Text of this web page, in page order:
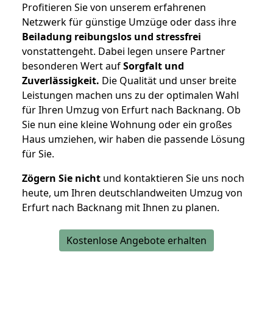
Profitieren Sie von unserem erfahrenen
Netzwerk für günstige Umzüge oder dass ihre
Beiladung reibungslos und stressfrei
vonstattengeht. Dabei legen unsere Partner
besonderen Wert aufSorgfalt und
Zuverlässigkeit. Die Qualität und unser breite
Leistungen machen uns zu der optimalen Wahl
für Ihren Umzug von Erfurt nach Backnang. Ob
Sie nun eine kleine Wohnung oder ein großes
Haus umziehen, wir haben die passende Lösung
für Sie.
Zögern Sie nicht und kontaktieren Sie uns noch
heute, um Ihren deutschlandweiten Umzug von
Erfurt nach Backnang mit Ihnen zu planen.
Kostenlose Angebote erhalten